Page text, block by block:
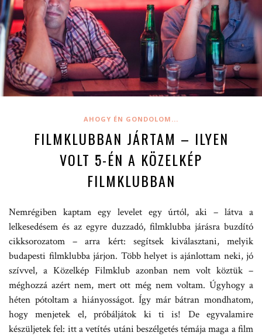
AHOGY ÉN GONDOLOM...
FILMKLUBBAN JÁRTAM – ILYEN
VOLT 5-ÉN A KÖZELKÉP
FILMKLUBBAN
Nemrégiben kaptam egy levelet egy úrtól, aki – látva a
lelkesedésem és az egyre duzzadó, filmklubba járásra buzdító
cikksorozatom – arra kért: segítsek kiválasztani, melyik
budapesti filmklubba járjon. Több helyet is ajánlottam neki, jó
szívvel, a Közelkép Filmklub azonban nem volt köztük –
méghozzá azért nem, mert ott még nem voltam. Úgyhogy a
héten pótoltam a hiányosságot. Így már bátran mondhatom,
hogy menjetek el, próbáljátok ki ti is! De egyvalamire
készüljetek fel: itt a vetítés utáni beszélgetés témája maga a film